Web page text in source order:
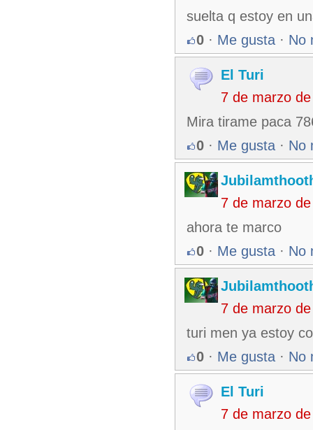
suelta q estoy en
0 · Me gusta · No
El Turi
7 de marzo
Mira tirame paca
0 · Me gusta · No
7 de marzo
ahora te marco
0 · Me gusta · No
7 de marzo
turi men ya estoy
0 · Me gusta · No
El Turi
7 de marzo